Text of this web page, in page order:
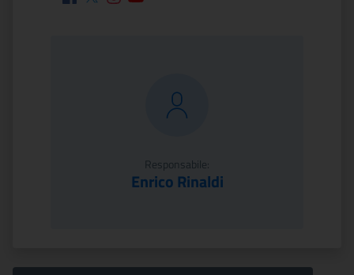
Responsabile:
Enrico Rinaldi